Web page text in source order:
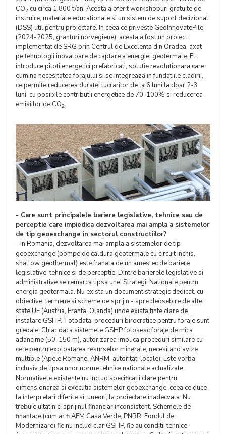
CO2 cu circa 1.800 t/an. Acesta a oferit workshopuri gratuite de
instruire, materiale educationale si un sistem de suport decizional
(DSS) util pentru proiectare. In ceea ce priveste GeoInnovatePile
(2024-2025, granturi norvegiene), acesta a fost un proiect
implementat de SRG prin Centrul de Excelenta din Oradea, axat
pe tehnologii inovatoare de captare a energiei geotermale. El
introduce piloti energetici prefabricati, solutie revolutionara care
elimina necesitatea forajului si se integreaza in fundatiile cladirii,
ce permite reducerea duratei lucrarilor de la 6 luni la doar 2-3
luni, cu posibile contributii energetice de 70-100% si reducerea
emisiilor de CO2.
- Care sunt principalele bariere legislative, tehnice sau de
perceptie care impiedica dezvoltarea mai ampla a sistemelor
de tip geoexchange in sectorul constructiilor?
- In Romania, dezvoltarea mai ampla a sistemelor de tip
geoexchange (pompe de caldura geotermale cu circuit inchis,
shallow geothermal) este franata de un amestec de bariere
legislative, tehnice si de perceptie. Dintre barierele legislative si
administrative se remarca lipsa unei Strategii Nationale pentru
energia geotermala. Nu exista un document strategic dedicat, cu
obiective, termene si scheme de sprijin - spre deosebire de alte
state UE (Austria, Franta, Olanda) unde exista tinte clare de
instalare GSHP. Totodata, proceduri birocratice pentru foraje sunt
greoaie. Chiar daca sistemele GSHP folosesc foraje de mica
adancime (50-150 m), autorizarea implica proceduri similare cu
cele pentru exploatarea resurselor minerale, necesitand avize
multiple (Apele Romane, ANRM, autoritati locale). Este vorba
inclusiv de lipsa unor norme tehnice nationale actualizate.
Normativele existente nu includ specificatii clare pentru
dimensionarea si executia sistemelor geoexchange, ceea ce duce
la interpretari diferite si, uneori, la proiectare inadecvata. Nu
trebuie uitat nici sprijinul financiar inconsistent. Schemele de
finantare (cum ar fi AFM Casa Verde, PNRR, Fondul de
Modernizare) fie nu includ clar GSHP, fie au conditii tehnice